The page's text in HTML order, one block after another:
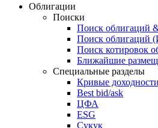
Облигации
Поиски
Поиск облигаций
Поиск облигаций
Поиск котировок
Ближайшие
Специальные разделы
Кривые доходности
Best bid/ask
ЦФА
ESG
Сукук